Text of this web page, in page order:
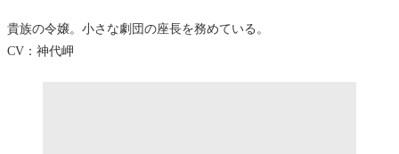
貴族の令嬢。小さな劇団の座長を務めている。
CV：神代岬